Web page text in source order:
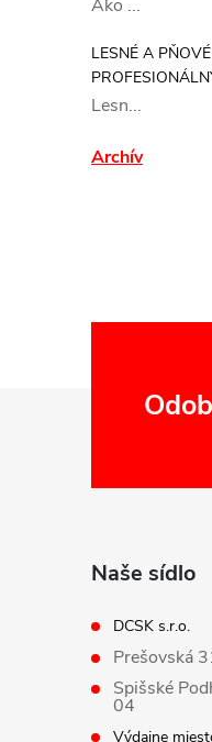
Ako ...
LESNÉ A
Lesn...
Archív
Naše sídlo
DCSK s.r.o.
Prešovská
Spišské
04
Výdajne